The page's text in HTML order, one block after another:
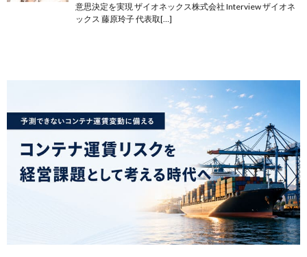
意思決定を実現 ザイオネックス株式会社 Interview ザイオネ
ックス 藤原玲子 代表取[…]